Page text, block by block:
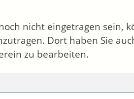
nicht eingetragen sein,
Dort haben Sie
zu bearbeiten.